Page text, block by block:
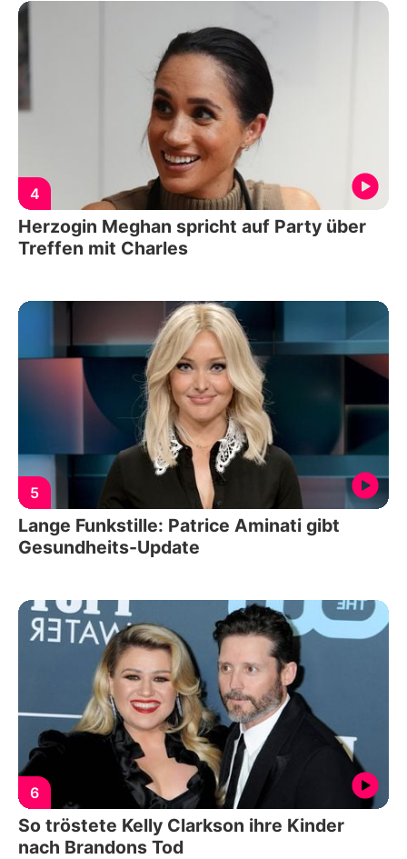
4
Herzogin Meghan spricht auf Party über
Treffen mit Charles
5
Lange Funkstille: Patrice Aminati gibt
Gesundheits-Update
6
So tröstete Kelly Clarkson ihre Kinder
nach Brandons Tod